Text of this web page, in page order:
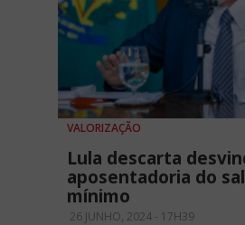
VALORIZAÇÃO
Lula descarta
aposentadoria do
mínimo
26 JUNHO, 2024 - 17H39